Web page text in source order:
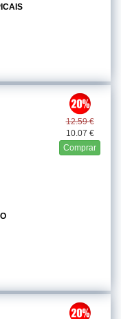
12.59 €
10.07 €
Comprar